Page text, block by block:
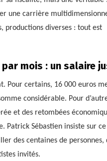
une carrière
productions diverses : tout est
mois : un salaire
Pour certains, 16 000 euros
considérable. Pour
et des retombées
Patrick Sébastien insiste sur
des centaines de personnes,
invités.